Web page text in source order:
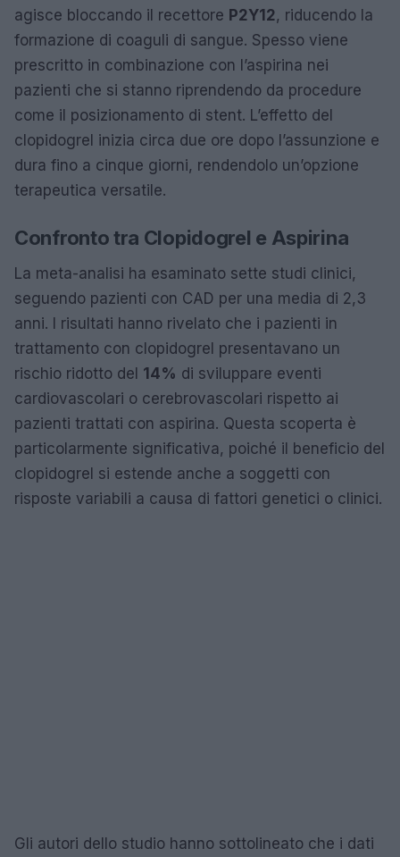
agisce bloccando il recettore P2Y12, riducendo la
formazione di coaguli di sangue. Spesso viene
prescritto in combinazione con l’aspirina nei
pazienti che si stanno riprendendo da procedure
come il posizionamento di stent. L’effetto del
clopidogrel inizia circa due ore dopo l’assunzione e
dura fino a cinque giorni, rendendolo un’opzione
terapeutica versatile.
Confronto tra Clopidogrel e Aspirina
La meta-analisi ha esaminato sette studi clinici,
seguendo pazienti con CAD per una media di 2,3
anni. I risultati hanno rivelato che i pazienti in
trattamento con clopidogrel presentavano un
rischio ridotto del 14% di sviluppare eventi
cardiovascolari o cerebrovascolari rispetto ai
pazienti trattati con aspirina. Questa scoperta è
particolarmente significativa, poiché il beneficio del
clopidogrel si estende anche a soggetti con
risposte variabili a causa di fattori genetici o clinici.
Gli autori dello studio hanno sottolineato che i dati